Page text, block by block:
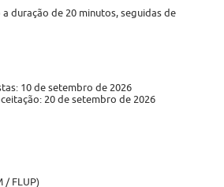
duração de 20 minutos, seguidas de
10 de setembro de 2026
20 de setembro de 2026
/ FLUP)